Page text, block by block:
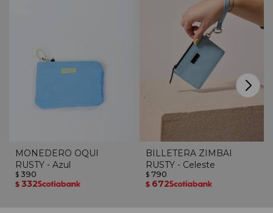
MONEDERO OQUI
RUSTY - Azul
$ 390
$ 332
BILLETERA ZIMBAI
RUSTY - Celeste
$ 790
$ 672